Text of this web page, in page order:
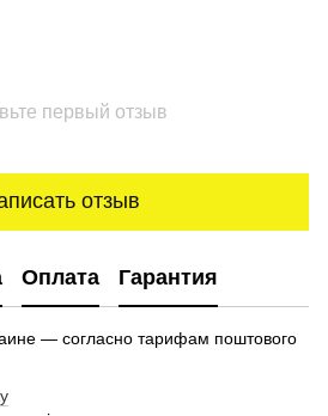
первый отзыв
отзыв
Оплата Гарантия
— согласно тарифам поштового